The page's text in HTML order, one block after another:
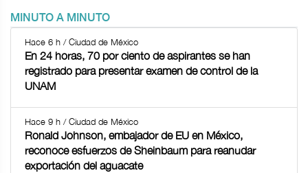
MINUTO A MINUTO
Hace 6 h / Ciudad de México
En 24 horas, 70 por ciento de aspirantes se han
registrado para presentar examen de control de la
UNAM
Hace 9 h / Ciudad de México
Ronald Johnson, embajador de EU en México,
reconoce esfuerzos de Sheinbaum para reanudar
exportación del aguacate